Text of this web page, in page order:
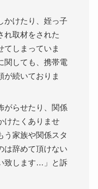
かけたり、姪っ子
れ取材をされた
てしまっていま
関しても、携帯電
が続いておりま
がらせたり、関係
けたくありませ
家族や関係スタ
は辞めて頂けない
致します…」と訴